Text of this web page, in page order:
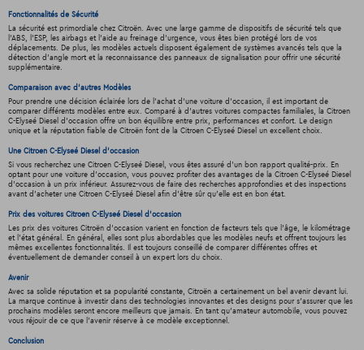
Fonctionnalités de Sécurité
La sécurité est primordiale chez Citroën. Avec une large gamme de dispositifs de sécurité tels que
l'ABS, l'ESP, les airbags et l'aide au freinage d'urgence, vous êtes bien protégé lors de vos
déplacements. De plus, les modèles actuels disposent également de systèmes avancés tels que la
détection d'angle mort et la reconnaissance des panneaux de signalisation pour offrir une sécurité
supplémentaire.
Comparaison avec d'autres Modèles
Pour prendre une décision éclairée lors de l'achat d'une voiture d'occasion, il est important de
comparer différents modèles entre eux. Comparé à d'autres voitures compactes familiales, la Citroen
C-Elyseé Diesel d'occasion offre un bon équilibre entre prix, performances et confort. Le design
unique et la réputation fiable de Citroën font de la Citroen C-Elyseé Diesel un excellent choix.
Une Citroen C-Elyseé Diesel d'occasion
Si vous recherchez une Citroen C-Elyseé Diesel, vous êtes assuré d'un bon rapport qualité-prix. En
optant pour une voiture d'occasion, vous pouvez profiter des avantages de la Citroen C-Elyseé Diesel
d'occasion à un prix inférieur. Assurez-vous de faire des recherches approfondies et des inspections
avant d'acheter une Citroen C-Elyseé Diesel afin d'être sûr qu'elle est en bon état.
Prix des voitures Citroen C-Elyseé Diesel d'occasion
Les prix des voitures Citroën d'occasion varient en fonction de facteurs tels que l'âge, le kilométrage
et l'état général. En général, elles sont plus abordables que les modèles neufs et offrent toujours les
mêmes excellentes fonctionnalités. Il est toujours conseillé de comparer différentes offres et
éventuellement de demander conseil à un expert lors du choix.
Avenir
Avec sa solide réputation et sa popularité constante, Citroën a certainement un bel avenir devant lui.
La marque continue à investir dans des technologies innovantes et des designs pour s'assurer que les
prochains modèles seront encore meilleurs que jamais. En tant qu'amateur automobile, vous pouvez
vous réjouir de ce que l'avenir réserve à ce modèle exceptionnel.
Conclusion